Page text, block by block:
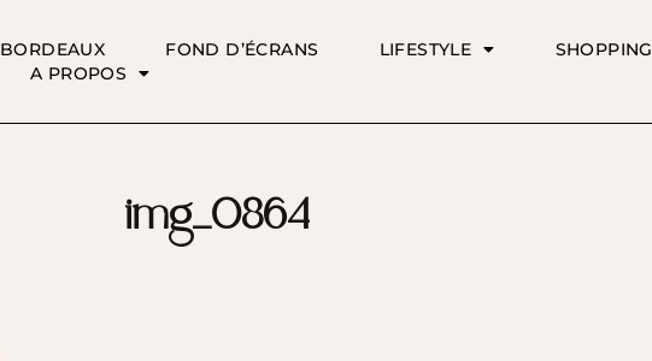
BORDEAUX FOND D’ÉCRANS LIFESTYLE
SHOPPING
A PROPOS
img_0864